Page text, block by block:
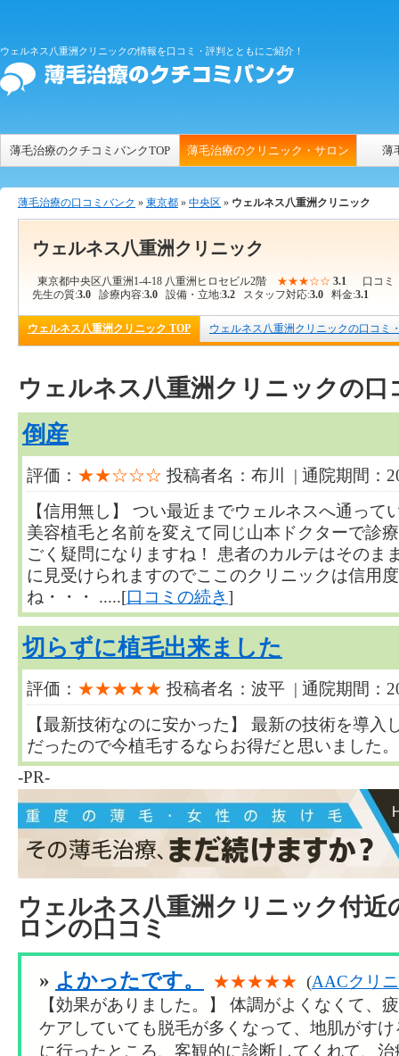
ウェルネス八重洲クリニックの情報を口コミ・評判とともにご紹介！
薄毛治療のクチコミバンクTOP 薄毛治療のクリニック・サロン 薄
薄毛治療の口コミバンク » 東京都 » 中央区 » ウェルネス八重洲クリニック
ウェルネス八重洲クリニック
東京都中央区八重洲1-4-18 八重洲ヒロセビル2階 ★★★☆☆ 3.1 口コミ
先生の質:3.0 診療内容:3.0 設備・立地:3.2 スタッフ対応:3.0 料金:3.1
ウェルネス八重洲クリニック TOP ウェルネス八重洲クリニックの口コミ
ウェルネス八重洲クリニックの口
倒産
評価： ★★☆☆☆ 投稿者名：布川 | 通院期間：
【信用無し】 つい最近までウェルネスへ通って
美容植毛と名前を変えて同じ山本ドクターで診
ごく疑問になりますね！ 患者のカルテはそのま
に見受けられますのでここのクリニックは信用
ね・・・ .....[口コミの続き]
切らずに植毛出来ました
評価： ★★★★★ 投稿者名：波平 | 通院期間：
【最新技術なのに安かった】 最新の技術を導入
だったので今植毛するならお得だと思いました
-PR-
ウェルネス八重洲クリニック付近
ロンの口コミ
» よかったです。 ★★★★★ (AACクリ
【効果がありました。】 体調がよくなくて、
ケアしていても脱毛が多くなって、地肌がす
に行ったところ、客観的に診断してくれて、